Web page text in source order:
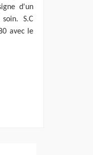
d'un
S.C
avec le